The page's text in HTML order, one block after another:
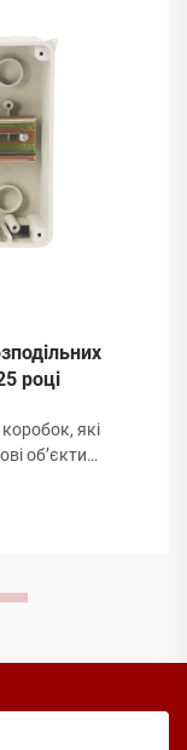
році
які
об’єкти